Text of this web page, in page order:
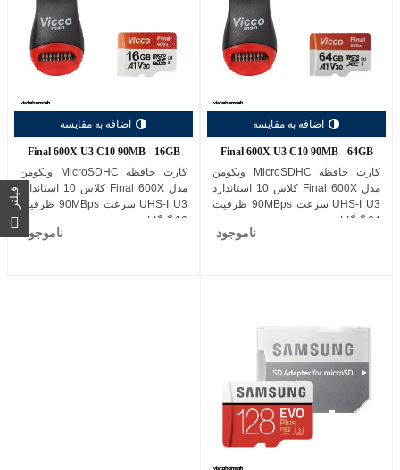
اضافه به مقایسه
Final 600X U3 C10 90MB - 64GB
کارت حافظه MicroSDHC ویکومن
مدل Final 600X کلاس 10 استاندارد
UHS-I U3 سرعت 90MBps ظرفیت
64 گیگابایت
ناموجود
اضافه به مقایسه
Final 600X U3 C10 90MB - 16GB
کارت حافظه MicroSDHC ویکومن
مدل Final 600X کلاس 10 استاندارد
UHS-I U3 سرعت 90MBps ظرفیت
16 گیگابایت
ناموجود
فیلتر